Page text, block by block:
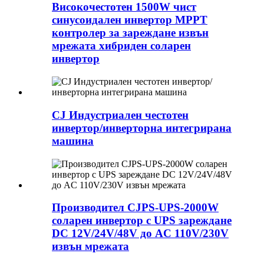
Високочестотен 1500W чист
синусоидален инвертор MPPT
контролер за зареждане извън
мрежата хибриден соларен
инвертор
CJ Индустриален честотен
инвертор/инверторна интегрирана
машина
Производител CJPS-UPS-2000W
соларен инвертор с UPS зареждане
DC 12V/24V/48V до AC 110V/230V
извън мрежата